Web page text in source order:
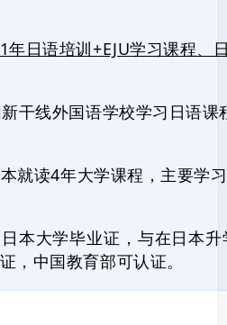
年日语培训+EJU学习课程、
干线外国语学校学习日语课
就读4年大学课程，主要学
本大学毕业证，与在日本
，中国教育部可认证。